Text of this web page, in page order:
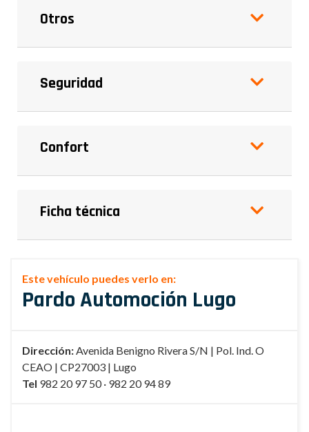
Otros
Seguridad
Confort
Ficha técnica
Este vehículo puedes verlo en:
Pardo Automoción Lugo
Dirección: Avenida Benigno Rivera S/N | Pol. Ind. O
CEAO | CP27003 | Lugo
Tel 982 20 97 50 · 982 20 94 89